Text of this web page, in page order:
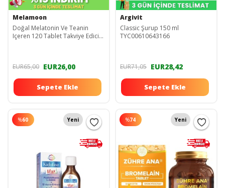
Melamoon
Doğal Melatonin Ve Teanin
Içeren 120 Tablet Takviye Edici
EUR65,00 EUR26,00
Sepete Ekle
Argivit
Classic Şurup 150 ml
TYC00610643166
EUR71,05 EUR28,42
Sepete Ekle
%60 Yeni %74 Yeni